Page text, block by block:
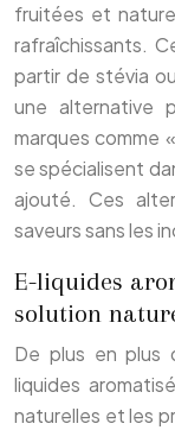
fruitées et
rafraîchissants.
partir de stévia
une alternative
marques comme
se spécialisent
ajouté. Ces
saveurs sans les
E-liquides
solution
De plus en plus
liquides
naturelles et les